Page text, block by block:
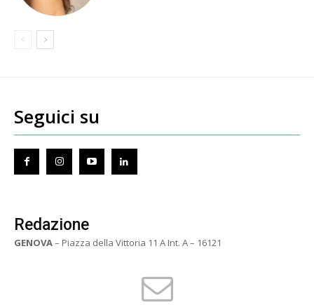
Seguici su
Redazione
GENOVA– Piazza della Vittoria 11 A Int. A – 16121